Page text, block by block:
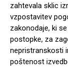
zahtevala sklic
vzpostavitev
zakonodaje, ki
postopke, za
nepristranskosti
poštenost